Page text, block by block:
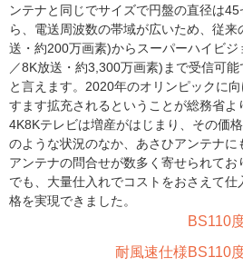
ンテナと同じでサイズで円盤の直径は
ら、電送周波数の帯域が広いため、従
送・約200万画素)からスーパーハイビ
／8K放送・約3,300万画素)まで受信可能
と言えます。2020年のオリンピックに
すます拡充されるということが総務省
4K8Kテレビは増産がはじまり、その価
のような状況のなか、あさひアンテナに
アンテナの問合せが数多く寄せられて
でも、大量仕入れでコストをおさえて
格を実現できました。
BS110
耐風速仕様BS110